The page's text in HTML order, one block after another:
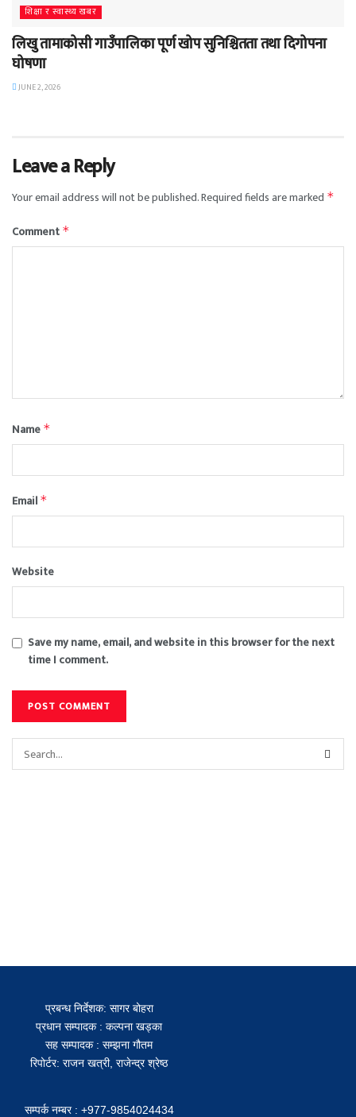
शिक्षा र स्वास्थ्य खबर
लिखु तामाकोसी गाउँपालिका पूर्ण खोप सुनिश्चितता तथा दिगोपना
घोषणा
JUNE 2, 2026
Leave a Reply
Your email address will not be published.Required fields are marked *
Comment *
Name *
Email *
Website
Save my name, email, and website in this browser for the next
time I comment.
प्रबन्ध निर्देशक: सागर बोहरा
प्रधान सम्पादक : कल्पना खड्का
सह सम्पादक : सम्झना गौतम
रिपोर्टर: राजन खत्री, राजेन्द्र श्रेष्ठ
सम्पर्क नम्बर : +977-9854024434